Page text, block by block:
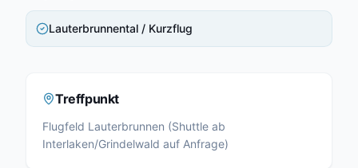
Lauterbrunnental / Kurzflug
Treffpunkt
Flugfeld Lauterbrunnen (Shuttle ab
Interlaken/Grindelwald auf Anfrage)